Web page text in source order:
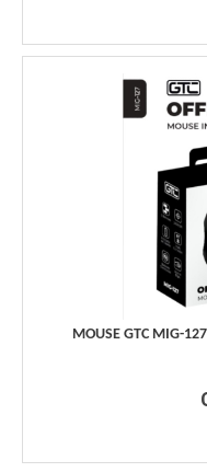
MOUSE GTC MIG-